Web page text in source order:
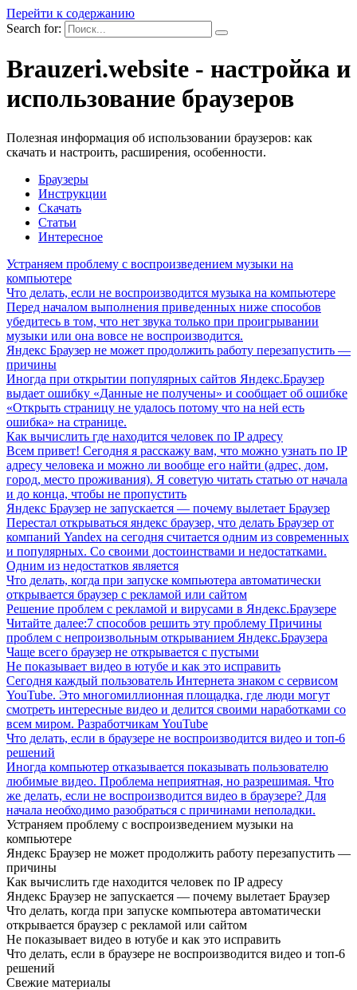
Перейти к содержанию
Search for:
Brauzeri.website - настройка и
использование браузеров
Полезная информация об использовании браузеров: как
скачать и настроить, расширения, особенности.
Браузеры
Инструкции
Скачать
Статьи
Интересное
Устраняем проблему с воспроизведением музыки на
компьютере
Что делать, если не воспроизводится музыка на компьютере
Перед началом выполнения приведенных ниже способов
убедитесь в том, что нет звука только при проигрывании
музыки или она вовсе не воспроизводится.
Яндекс Браузер не может продолжить работу перезапустить —
причины
Иногда при открытии популярных сайтов Яндекс.Браузер
выдает ошибку «Данные не получены» и сообщает об ошибке
«Открыть страницу не удалось потому что на ней есть
ошибка» на странице.
Как вычислить где находится человек по IP адресу
Всем привет! Сегодня я расскажу вам, что можно узнать по IP
адресу человека и можно ли вообще его найти (адрес, дом,
город, место проживания). Я советую читать статью от начала
и до конца, чтобы не пропустить
Яндекс Браузер не запускается — почему вылетает Браузер
Перестал открываться яндекс браузер, что делать Браузер от
компаний Yandex на сегодня считается одним из современных
и популярных. Со своими достоинствами и недостатками.
Одним из недостатков является
Что делать, когда при запуске компьютера автоматически
открывается браузер с рекламой или сайтом
Решение проблем с рекламой и вирусами в Яндекс.Браузере
Читайте далее:7 способов решить эту проблему Причины
проблем с непроизвольным открыванием Яндекс.Браузера
Чаще всего браузер не открывается с пустыми
Не показывает видео в ютубе и как это исправить
Сегодня каждый пользователь Интернета знаком с сервисом
YouTube. Это многомиллионная площадка, где люди могут
смотреть интересные видео и делится своими наработками со
всем миром. Разработчикам YouTube
Что делать, если в браузере не воспроизводится видео и топ-6
решений
Иногда компьютер отказывается показывать пользователю
любимые видео. Проблема неприятная, но разрешимая. Что
же делать, если не воспроизводится видео в браузере? Для
начала необходимо разобраться с причинами неполадки.
Устраняем проблему с воспроизведением музыки на
компьютере
Яндекс Браузер не может продолжить работу перезапустить —
причины
Как вычислить где находится человек по IP адресу
Яндекс Браузер не запускается — почему вылетает Браузер
Что делать, когда при запуске компьютера автоматически
открывается браузер с рекламой или сайтом
Не показывает видео в ютубе и как это исправить
Что делать, если в браузере не воспроизводится видео и топ-6
решений
Свежие материалы